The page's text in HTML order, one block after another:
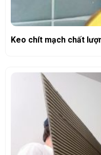
Keo chít mạch chất